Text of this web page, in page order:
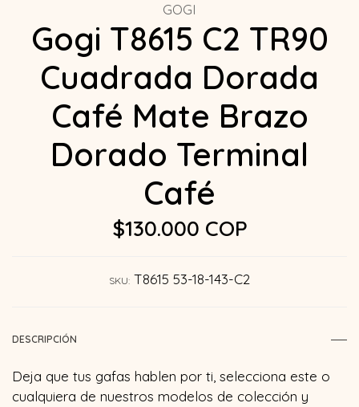
GOGI
Gogi T8615 C2 TR90
Cuadrada Dorada
Café Mate Brazo
Dorado Terminal
Café
$130.000 COP
SKU: T8615 53-18-143-C2
DESCRIPCIÓN
Deja que tus gafas hablen por ti, selecciona este o
cualquiera de nuestros modelos de colección y